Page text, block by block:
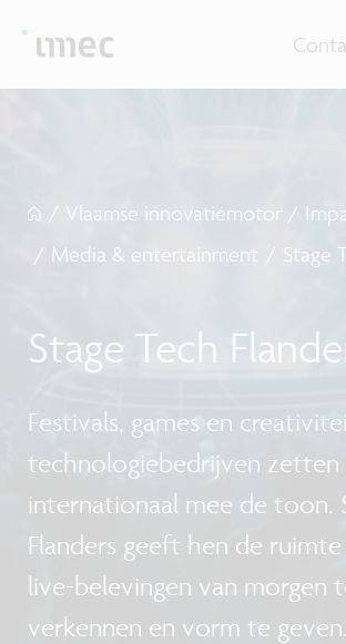
/ Vlaamse innovatiemotor /
/ Media & entertainment / Stage
Stage Tech
Festivals, games en
technologiebedrijven zetten
internationaal mee de toon.
Flanders geeft hen de
live-belevingen van morgen
verkennen en vorm te geven.